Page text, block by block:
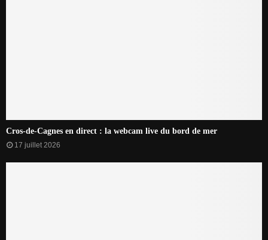
Cros-de-Cagnes en direct : la webcam live du bord de mer
17 juillet 2026